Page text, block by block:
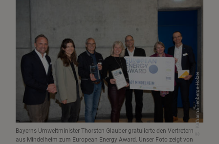
Klimaschutzpolitik
Klimagerecht leben
Förderungen & Energieberatung
Landesamt für Umwelt Katharina Tenberge-Holzer
Bayerns Umweltminister Thorsten Glauber gratulierte den Vertretern
aus Mindelheim zum European Energy Award. Unser Foto zeigt von